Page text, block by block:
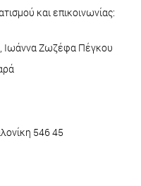
και επικοινωνίας:
Ιωάννα Ζωζέφα Πέγκου
546 45